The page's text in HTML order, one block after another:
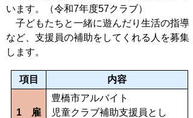
います。（令和7年度57クラブ）
子どもたちと一緒に遊んだり生活の指導
など、支援員の補助をしてくれる人を募集
します。
項目 内容
1 雇
豊橋市アルバイト
児童クラブ補助支援員とし